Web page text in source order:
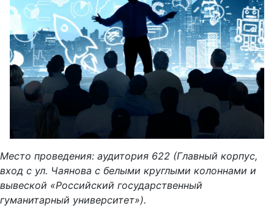
Место проведения: аудитория 622 (Главный корпус,
вход с ул. Чаянова с белыми круглыми колоннами и
вывеской «Российский государственный
гуманитарный университет»).